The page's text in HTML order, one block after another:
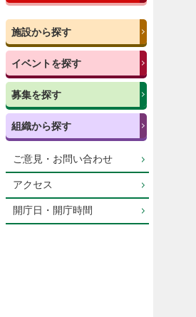
施設から探す
イベントを探す
募集を探す
組織から探す
ご意見・お問い合わせ
アクセス
開庁日・開庁時間